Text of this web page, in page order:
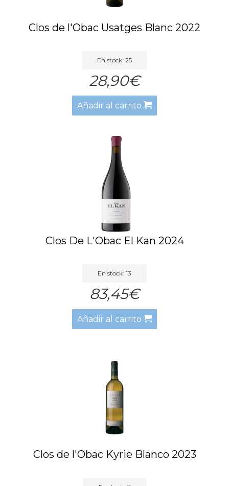
Clos de l'Obac Usatges Blanc 2022
En stock: 25
28,90€
Añadir al carrito
Clos De L'Obac El Kan 2024
En stock: 13
83,45€
Añadir al carrito
Clos de l'Obac Kyrie Blanco 2023